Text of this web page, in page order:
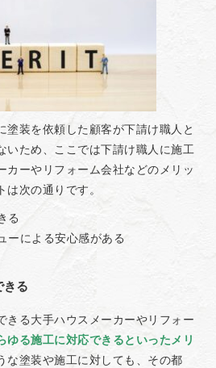
塗装を依頼した顧客が下請け職人と
いため、ここでは下請け職人に施工
カーやリフォーム会社などのメリッ
は次の通りです。
る
ーによる安心感がある
きる
きる大手ハウスメーカーやリフォー
ゆる施工に対応できるといったメリ
な塗装や施工に対しても、その都